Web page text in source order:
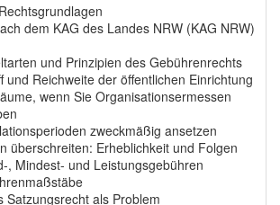
dem KAG des Landes NRW (KAG NRW)
und Prinzipien des Gebührenrechts
und Reichweite der öffentlichen Einrichtung
wenn Sie Organisationsermessen
zweckmäßig ansetzen
überschreiten: Erheblichkeit und Folgen
, Mindest- und Leistungsgebühren
Satzungsrecht als Problem